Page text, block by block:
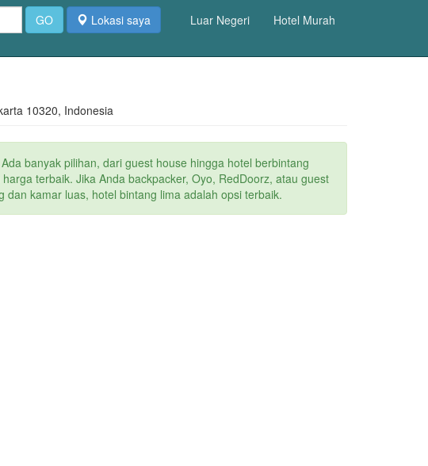
GO Lokasi saya Luar Negeri Hotel Murah
10320, Indonesia
banyak pilihan, dari guest house hingga hotel berbintang
terbaik. Jika Anda backpacker, Oyo, RedDoorz, atau guest
kamar luas, hotel bintang lima adalah opsi terbaik.